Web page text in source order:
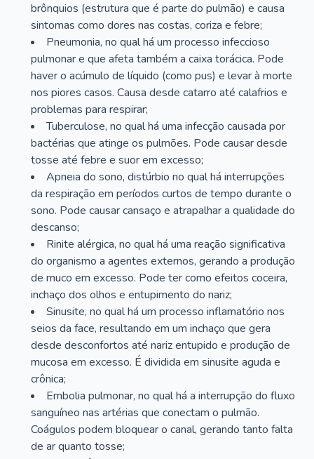
brônquios (estrutura que é parte do pulmão) e causa
sintomas como dores nas costas, coriza e febre;
Pneumonia, no qual há um processo infeccioso
pulmonar e que afeta também a caixa torácica. Pode
haver o acúmulo de líquido (como pus) e levar à morte
nos piores casos. Causa desde catarro até calafrios e
problemas para respirar;
Tuberculose, no qual há uma infecção causada por
bactérias que atinge os pulmões. Pode causar desde
tosse até febre e suor em excesso;
Apneia do sono, distúrbio no qual há interrupções
da respiração em períodos curtos de tempo durante o
sono. Pode causar cansaço e atrapalhar a qualidade do
descanso;
Rinite alérgica, no qual há uma reação significativa
do organismo a agentes externos, gerando a produção
de muco em excesso. Pode ter como efeitos coceira,
inchaço dos olhos e entupimento do nariz;
Sinusite, no qual há um processo inflamatório nos
seios da face, resultando em um inchaço que gera
desde desconfortos até nariz entupido e produção de
mucosa em excesso. É dividida em sinusite aguda e
crônica;
Embolia pulmonar, no qual há a interrupção do fluxo
sanguíneo nas artérias que conectam o pulmão.
Coágulos podem bloquear o canal, gerando tanto falta
de ar quanto tosse;